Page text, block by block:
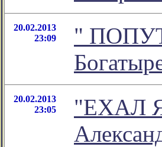
20.02.2013
23:09
"
20.02.2013
23:05
"ЕХАЛ